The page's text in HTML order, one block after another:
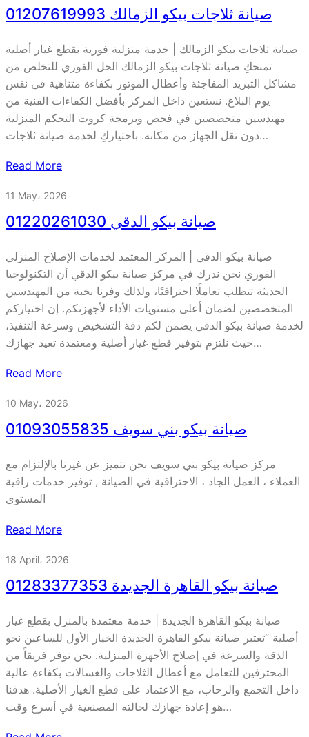
صيانة ثلاجات بيكو الزمالك 01207619993
صيانة ثلاجات بيكو الزمالك | خدمة منزلية فورية بقطع غيار أصلية
تمنحكِ صيانة ثلاجات بيكو الزمالك الحل الفوري للتخلص من
مشاكل التبريد المفاجئة وأعطال الموتور بكفاءة متناهية في نفس
يوم البلاغ. نستعين داخل المركز بأفضل الكفاءات الفنية من
مهندسين متخصصين في فحص وبرمجة كروت التحكم المنزلية
دون نقل الجهاز من مكانه. باختياركِ لخدمة صيانة ثلاجات…
Read More
11 May، 2026
صيانة بيكو الدقي 01220261030
صيانة بيكو الدقي | المركز المعتمد لخدمات الإصلاح المنزلي
الفوري نحن ندرك في مركز صيانة بيكو الدقي أن التكنولوجيا
الحديثة تتطلب تعاملًا احترافيًا، ولذلك وفرنا نخبة من المهندسين
المتخصصين لضمان أعلى مستويات الأداء لأجهزتكم. إن اختياركم
لخدمة صيانة بيكو الدقي يضمن لكم دقة التشخيص وسرعة التنفيذ،
حيث نلتزم بتوفير قطع غيار أصلية ومعتمدة تعيد جهازك…
Read More
10 May، 2026
صيانة بيكو بني سويف 01093055835
مركز صيانة بيكو بني سويف نحن نتميز عن غيرنا بالإلتزام مع
العملاء ، العمل الجاد ، الاحترافية في الصيانة , توفير خدمات راقية
المستوى
Read More
18 April، 2026
صيانة بيكو القاهرة الجديدة 01283377353
صيانة بيكو القاهرة الجديدة | خدمة معتمدة بالمنزل بقطع غيار
أصلية “تعتبر صيانة بيكو القاهرة الجديدة الخيار الأول للساعين نحو
الدقة والسرعة في إصلاح الأجهزة المنزلية. نحن نوفر فريقاً من
المحترفين للتعامل مع أعطال الثلاجات والغسالات بكفاءة عالية
داخل التجمع والرحاب، مع الاعتماد على قطع الغيار الأصلية. هدفنا
هو إعادة جهازك لحالته المصنعية في أسرع وقت…